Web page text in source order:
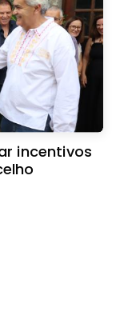
incentivos